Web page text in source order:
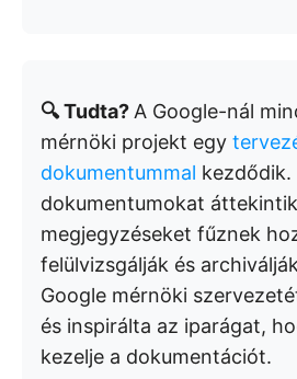
🔍 Tudta? A Google-nál
mérnöki projekt egy
dokumentummal kezdődik.
dokumentumokat
megjegyzéseket fűznek
felülvizsgálják és
Google mérnöki
és inspirálta az iparágat,
kezelje a dokumentációt.